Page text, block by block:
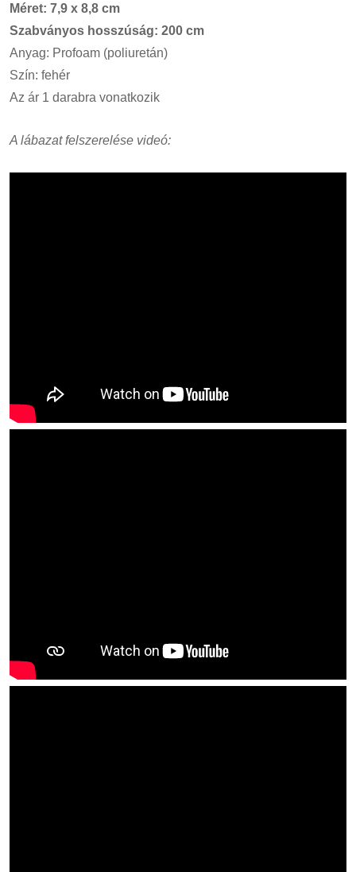
Méret: 7,9 x 8,8 cm
Szabványos hosszúság: 200 cm
Anyag: Profoam (poliuretán)
Szín: fehér
Az ár 1 darabra vonatkozik
A lábazat felszerelése videó: